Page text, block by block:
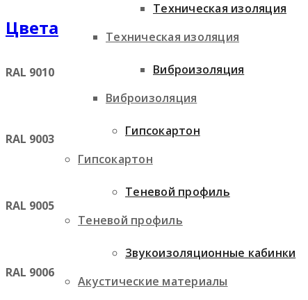
Техническая изоляция
Виброизоляция
Гипсокартон
Теневой профиль
Акустические материалы
Техническая изоляция
Виброизоляция
Гипсокартон
Теневой профиль
Звукоизоляционные кабинки
Цвета
RAL 9010
RAL 9003
RAL 9005
RAL 9006